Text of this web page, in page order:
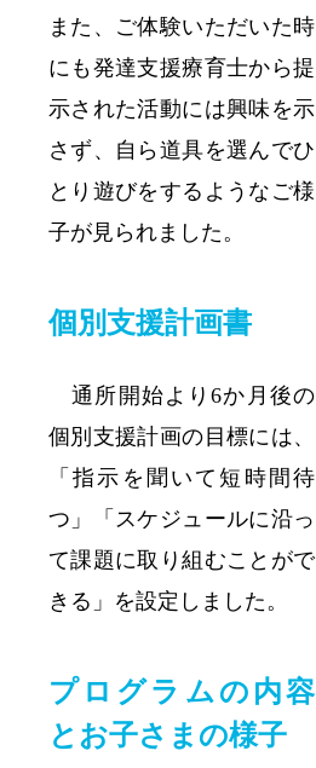
また、ご体験いただいた時
にも発達支援療育士から提
示された活動には興味を示
さず、自ら道具を選んでひ
とり遊びをするようなご様
子が見られました。
個別支援計画書
通所開始より6か月後の
個別支援計画の目標には、
「指示を聞いて短時間待
つ」「スケジュールに沿っ
て課題に取り組むことがで
きる」を設定しました。
プログラムの内容
とお子さまの様子